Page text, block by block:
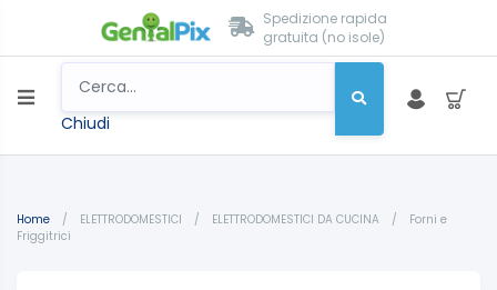
Spedizione rapida
gratuita (no isole)
Chiudi
Home / ELETTRODOMESTICI / ELETTRODOMESTICI DA CUCINA /
Forni e
Friggitrici